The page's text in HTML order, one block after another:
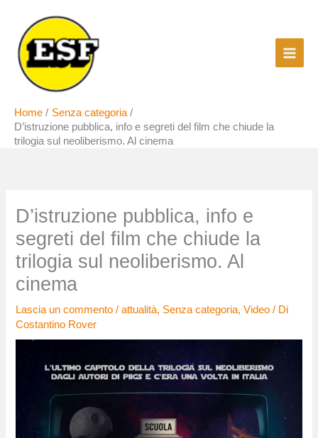
contenuto
Home
Senza categoria
D’istruzione pubblica, info e segreti del film che chiude la
trilogia sul neoliberismo. Al cinema
D’istruzione pubblica, info e
segreti del film che chiude la
trilogia sul neoliberismo. Al
cinema
Lascia un commento /attualità, Senza categoria,Video / Di
Costantino Rover